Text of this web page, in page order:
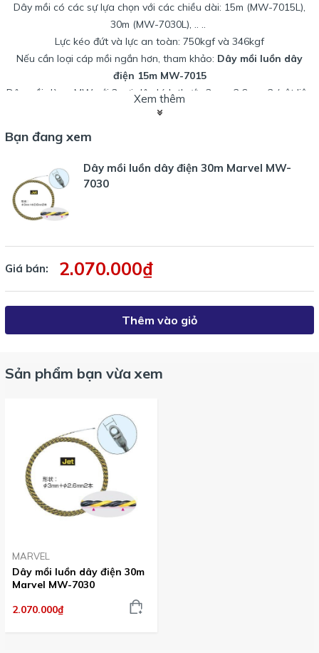
Dây mồi có các sự lựa chọn với các chiều dài: 15m (MW-7015L),
30m (MW-7030L), .. ..
Lực kéo đứt và lực an toàn: 750kgf và 346kgf
Nếu cần loại cáp mồi ngắn hơn, tham khảo: Dây mồi luồn dây
điện 15m MW-7015
Dây mồi dòng MW với 3 sợi dây kích thước 3mm+2.6mmx2 (vật liệu
polyester)
Tham khảo thêm 1 số loại dây mồi khác của Marvel:
Sản phẩm;Dây mồi luồn dây điện 30m MW-430S
450S, MW-530S, MW-550S
Xem thêm
Bạn đang xem
Dây mồi luồn dây điện 30m Marvel MW-
7030
Giá bán: 2.070.000₫
Thêm vào giỏ
Sản phẩm bạn vừa xem
MARVEL
Dây mồi luồn dây điện 30m
Marvel MW-7030
2.070.000₫